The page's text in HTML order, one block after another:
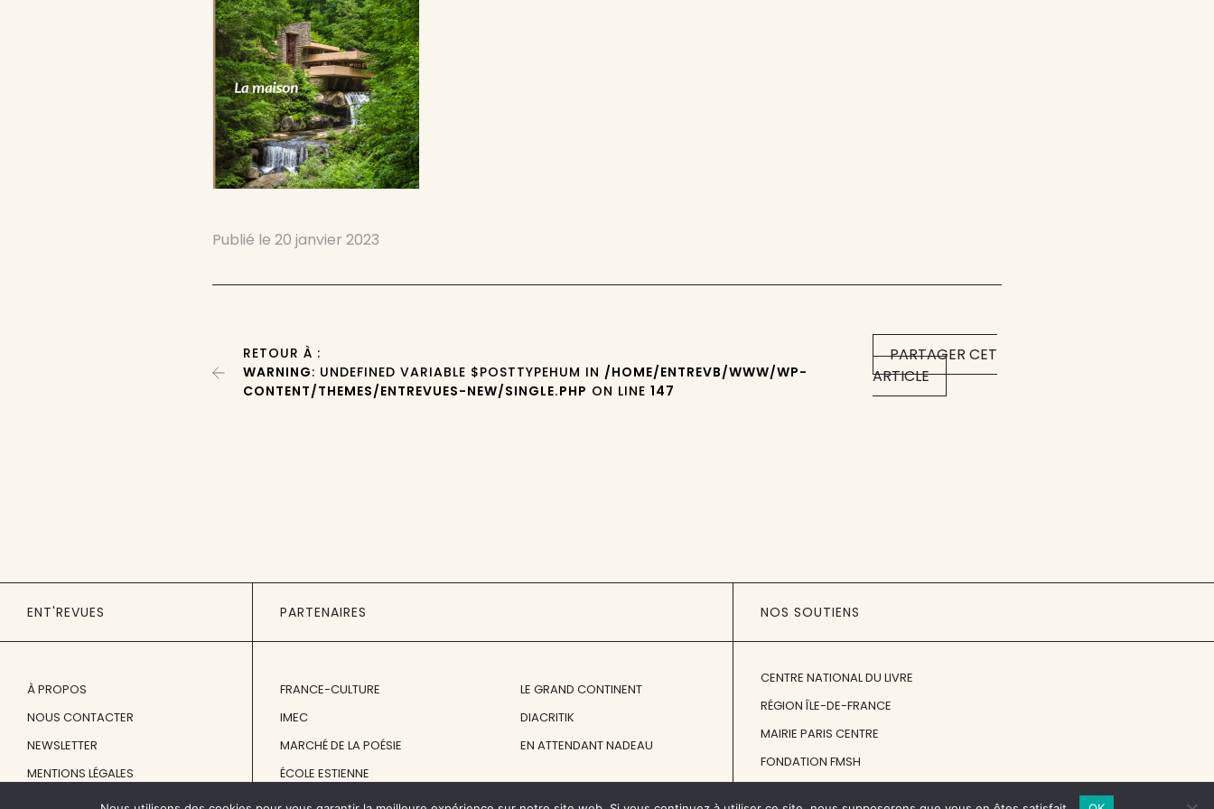
Publié le20 janvier 2023
PARTAGER CET
ARTICLE
RETOUR À :
WARNING: UNDEFINED VARIABLE $POSTTYPEHUM IN /HOME/ENTREVB/WWW/WP-
CONTENT/THEMES/ENTREVUES-NEW/SINGLE.PHP ON LINE147
ENT'REVUES
À PROPOS
NOUS CONTACTER
NEWSLETTER
MENTIONS LÉGALES
PARTENAIRES
FRANCE-CULTURE
IMEC
MARCHÉ DE LA POÉSIE
ÉCOLE ESTIENNE
LE GRAND CONTINENT
DIACRITIK
EN ATTENDANT NADEAU
NOS SOUTIENS
CENTRE NATIONAL DU LIVRE
RÉGION ÎLE-DE-FRANCE
MAIRIE PARIS CENTRE
FONDATION FMSH